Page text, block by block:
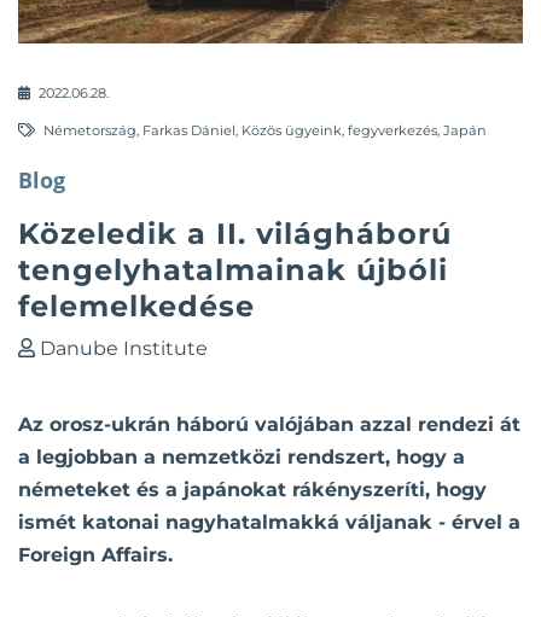
2022.06.28.
Németország, Farkas Dániel, Közös ügyeink, fegyverkezés, Japán
Blog
Közeledik a II. világháború
tengelyhatalmainak újbóli
felemelkedése
Danube Institute
Az orosz-ukrán háború valójában azzal rendezi át
a legjobban a nemzetközi rendszert, hogy a
németeket és a japánokat rákényszeríti, hogy
ismét katonai nagyhatalmakká váljanak - érvel a
Foreign Affairs.